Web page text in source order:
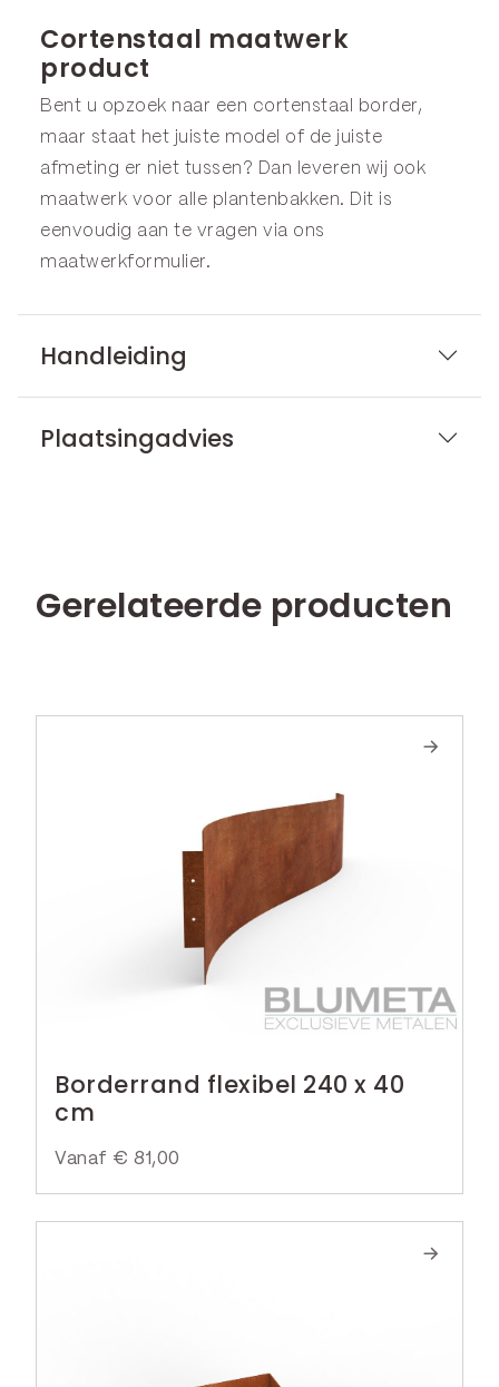
Cortenstaal maatwerk
product
Bent u opzoek naar een cortenstaal border,
maar staat het juiste model of de juiste
afmeting er niet tussen? Dan leveren wij ook
maatwerk voor alle plantenbakken. Dit is
eenvoudig aan te vragen via ons
maatwerkformulier.
Handleiding
Plaatsingadvies
Gerelateerde producten
Borderrand flexibel 240 x 40
cm
Vanaf € 81,00